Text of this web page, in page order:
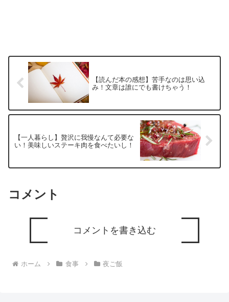
【読んだ本の感想】苦手なのは思い込
み！文章は誰にでも書けちゃう！
【一人暮らし】贅沢に我慢なんて必要な
い！美味しいステーキ肉を食べたいし！
コメント
コメントを書き込む
ホーム 食事 夜ご飯